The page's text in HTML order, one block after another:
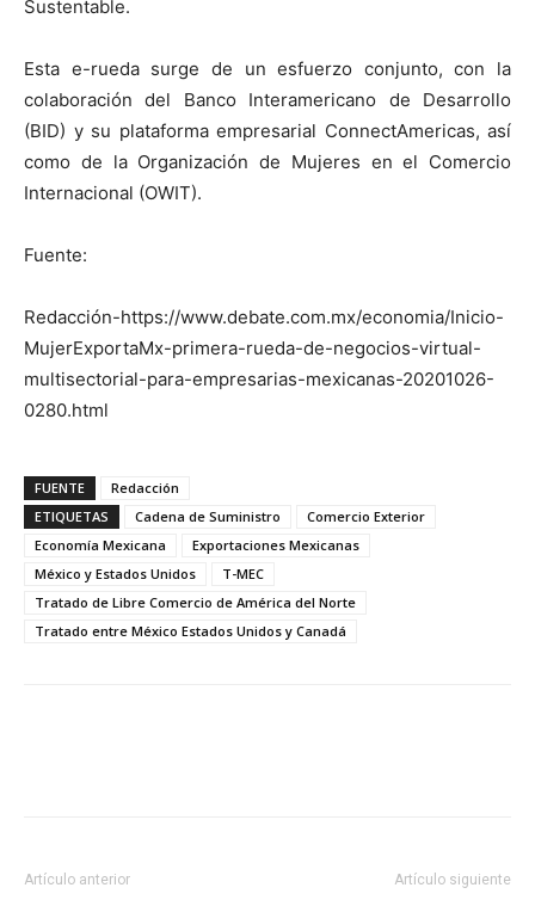
Sustentable.
Esta e-rueda surge de un esfuerzo conjunto, con la
colaboración del Banco Interamericano de Desarrollo
(BID) y su plataforma empresarial ConnectAmericas, así
como de la Organización de Mujeres en el Comercio
Internacional (OWIT).
Fuente:
Redacción-https://www.debate.com.mx/economia/Inicio-
MujerExportaMx-primera-rueda-de-negocios-virtual-
multisectorial-para-empresarias-mexicanas-20201026-
0280.html
FUENTE
Redacción
ETIQUETAS
Cadena de Suministro
Comercio Exterior
Economía Mexicana
Exportaciones Mexicanas
México y Estados Unidos
T-MEC
Tratado de Libre Comercio de América del Norte
Tratado entre México Estados Unidos y Canadá
Artículo anterior Artículo siguiente